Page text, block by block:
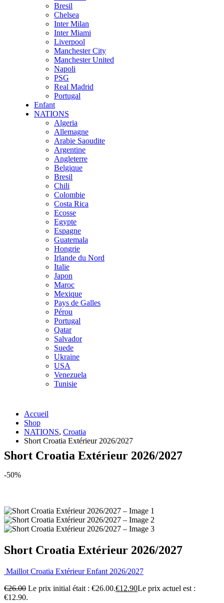
Bresil
Chelsea
Inter Milan
Inter Miami
Liverpool
Manchester City
Manchester United
Napoli
PSG
Real Madrid
Portugal
Enfant
NATIONS
Algeria
Allemagne
Arabie Saoudite
Argentine
Angleterre
Belgique
Bresil
Chili
Colombie
Costa Rica
Ecosse
Egypte
Espagne
Guatemala
Hongrie
Irlande du Nord
Italie
Japon
Maroc
Mexique
Pays de Galles
Pérou
Portugal
Qatar
Salvador
Suede
Ukraine
USA
Venezuela
Tunisie
Accueil
Shop
NATIONS, Croatia
Short Croatia Extérieur 2026/2027
Short Croatia Extérieur 2026/2027
-50%
Short Croatia Extérieur 2026/2027
Maillot Croatia Extérieur Enfant 2026/2027
€26.00 Le prix initial était : €26.00.€12.90Le prix actuel est :
€12.90.